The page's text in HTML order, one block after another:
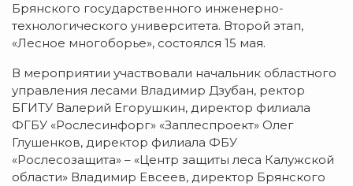
Брянского государственного инженерно-
технологического университета. Второй этап,
«Лесное многоборье», состоялся 15 мая.
В мероприятии участвовали начальник областного
управления лесами Владимир Дзубан, ректор
БГИТУ Валерий Егорушкин, директор филиала
ФГБУ «Рослесинфорг» «Заплеспроект» Олег
Глушенков, директор филиала ФБУ
«Рослесозащита» – «Центр защиты леса Калужской
области» Владимир Евсеев, директор Брянского